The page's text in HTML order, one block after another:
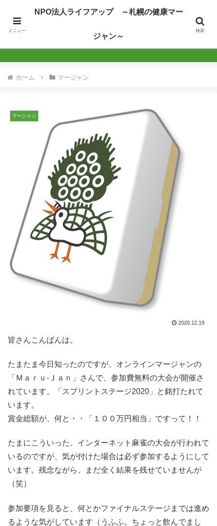
NPO法人ライフアップ ～札幌の健康マージャン
～
ホーム マージャン
マージャン
2020.12.19
皆さんこんばんは。
たまたま今日知ったのですが、オンラインマージャンの
「Ｍａｒｕ-Ｊａｎ」さんで、参加費無料の大会が開催さ
れています。「スプリントステージ2020」と銘打たれて
います。
賞金総額が、何と・・「１００万円相当」ですって！！
たまにこういった、インターネット麻雀の大会が行われて
いるのですが、気が付けた場合は必ず参加するようにして
います。残念ながら、まだ全く結果を残せていませんが
（笑）
参加要項を見ると、何とかファイナルステージまでは進め
るような気がしています（うふふ。ちょっと飲んでまし
メニュー
NPO法人ライフアップ ～札幌の健康マー
ジャン～
検索